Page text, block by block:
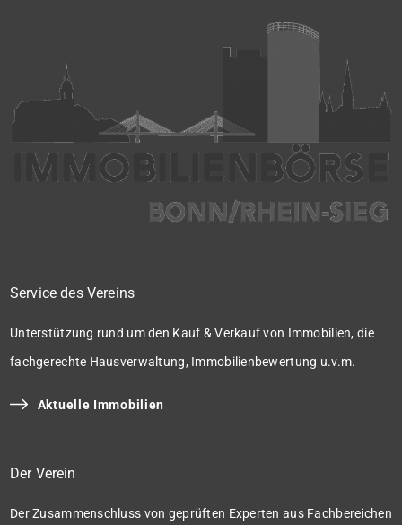
Der Verein
Der Zusammenschluss von geprüften Experten aus Fachbereichen
Service des Vereins
Unterstützung rund um den Kauf & Verkauf von Immobilien, die
fachgerechte Hausverwaltung, Immobilienbewertung u.v.m.
Aktuelle Immobilien